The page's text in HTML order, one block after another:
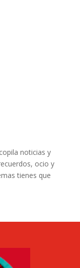
noticias y
ocio y
tienes que